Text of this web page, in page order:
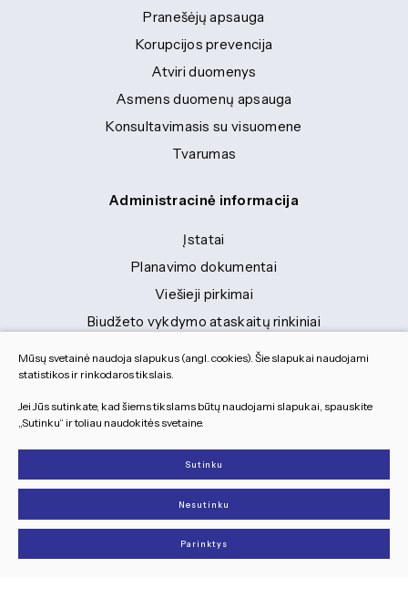
Pranešėjų apsauga
Korupcijos prevencija
Atviri duomenys
Asmens duomenų apsauga
Konsultavimasis su visuomene
Tvarumas
Administracinė informacija
Įstatai
Planavimo dokumentai
Viešieji pirkimai
Biudžeto vykdymo ataskaitų rinkiniai
Finansinių ataskaitų rinkiniai
Tranybiniai lengvieji automobiliai
Lėšos veiklai viešinti
Dokumentai
© 2026 Visos teisės saugomos
Slapukų parinktys
Duomenų apsauga
TEXUS
Mūsų svetainė naudoja slapukus (angl. cookies). Šie slapukai naudojami
statistikos ir rinkodaros tikslais.
Jei Jūs sutinkate, kad šiems tikslams būtų naudojami slapukai, spauskite
„Sutinku“ ir toliau naudokitės svetaine.
Sutinku
Nesutinku
Parinktys